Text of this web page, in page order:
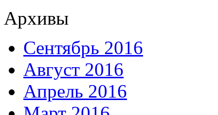
Архивы
Сентябрь 2016
Август 2016
Апрель 2016